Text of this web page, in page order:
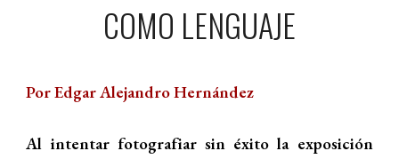
COMO LENGUAJE
Por Edgar Alejandro Hernández
Al intentar fotografiar sin éxito la exposición